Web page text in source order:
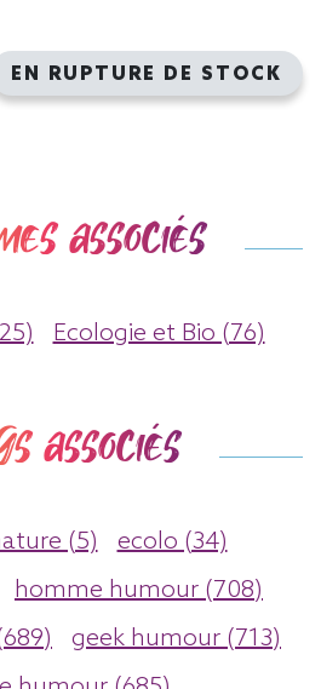
EN RUPTURE DE STOCK
associés
Ecologie et Bio (76)
associés
(5)
ecolo (34)
homme humour (708)
geek humour (713)